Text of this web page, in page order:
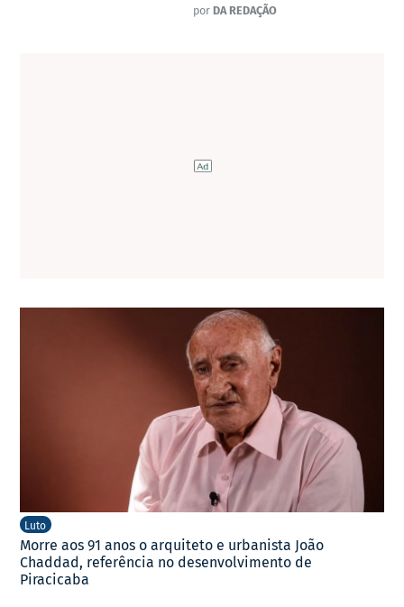
por DA REDAÇÃO
Luto
Morre aos 91 anos o arquiteto e urbanista João
Chaddad, referência no desenvolvimento de
Piracicaba